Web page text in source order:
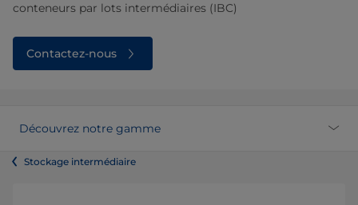
conteneurs par lots intermédiaires (IBC)
Contactez-nous
Découvrez notre gamme
Stockage intermédiaire